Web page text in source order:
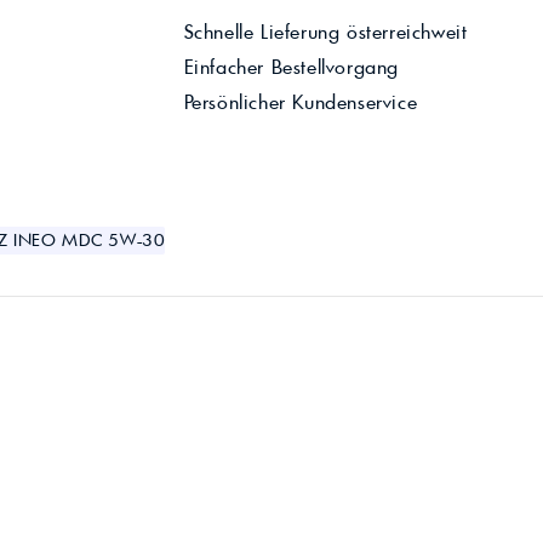
Schnelle Lieferung österreichweit
Einfacher Bestellvorgang
Persönlicher Kundenservice
INEO MDC 5W-30